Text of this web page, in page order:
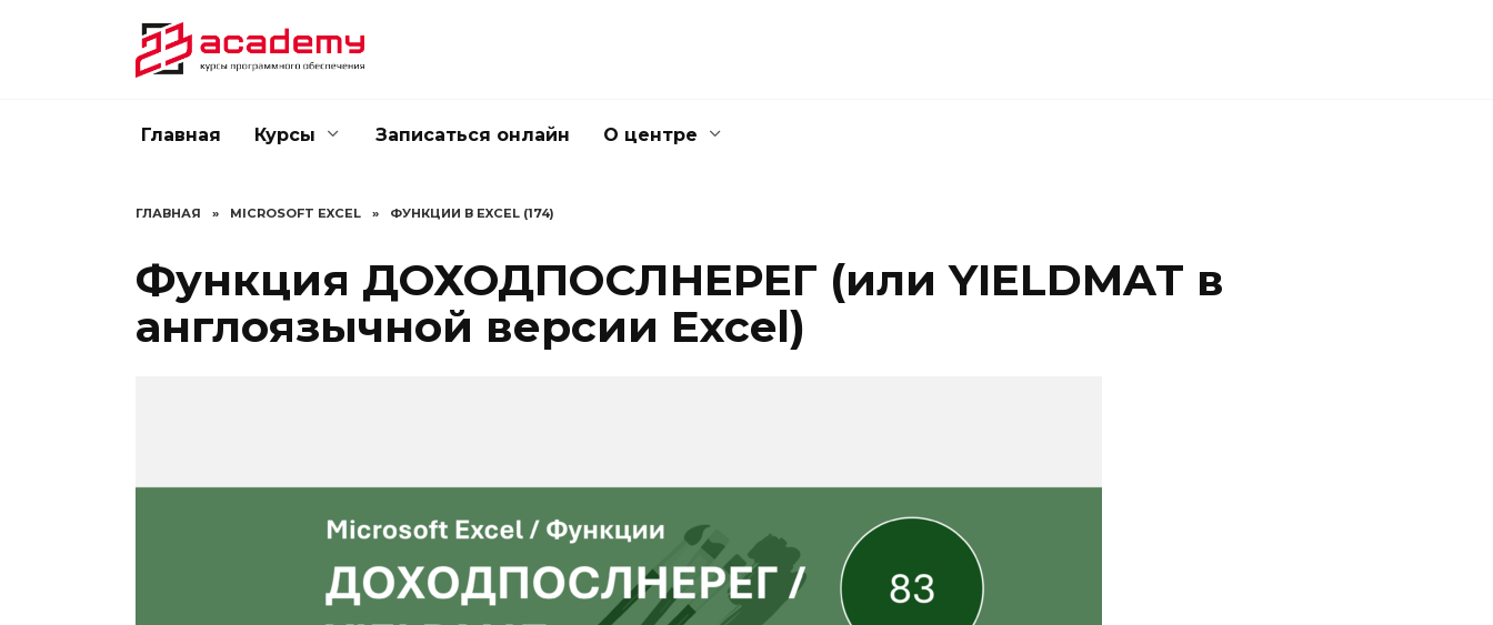
Главная Курсы Записаться онлайн О центре
ГЛАВНАЯ » MICROSOFT EXCEL » ФУНКЦИИ В EXCEL (174)
Функция ДОХОДПОСЛНЕРЕГ (или YIELDMAT в
англоязычной версии Excel)